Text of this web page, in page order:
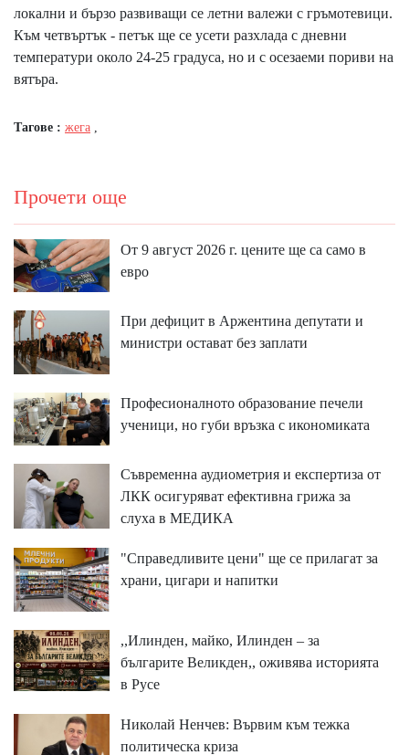
локални и бързо развиващи се летни валежи с гръмотевици.
Към четвъртък - петък ще се усети разхлада с дневни
температури около 24-25 градуса, но и с осезаеми пориви на
вятъра.
Тагове : жега
Прочети още
От 9 август 2026 г. цените ще са само в
евро
При дефицит в Аржентина депутати и
министри остават без заплати
Професионалното образование печели
ученици, но губи връзка с икономиката
Съвременна аудиометрия и експертиза от
ЛКК осигуряват ефективна грижа за
слуха в МЕДИКА
"Справедливите цени" ще се прилагат за
храни, цигари и напитки
,,Илинден, майко, Илинден – за
българите Великден,, оживява историята
в Русе
Николай Ненчев: Вървим към тежка
политическа криза